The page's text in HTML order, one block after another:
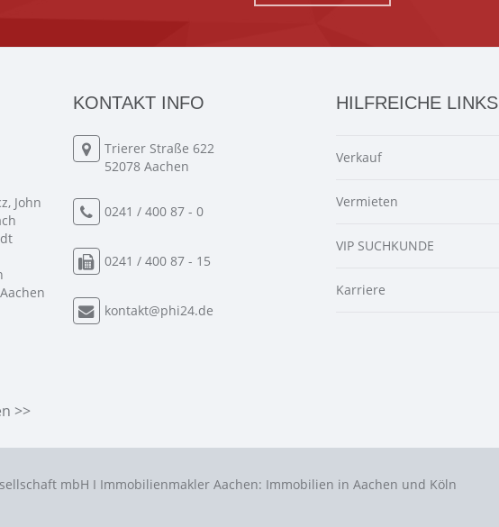
John
KONTAKT INFO
Trierer Straße 622
52078 Aachen
0241 / 400 87 - 0
0241 / 400 87 - 15
kontakt@phi24.de
HILFREICHE LINKS
Verkauf
Vermieten
VIP SUCHKUNDE
Karriere
>>
mbH I Immobilienmakler Aachen: Immobilien in Aachen und Köln